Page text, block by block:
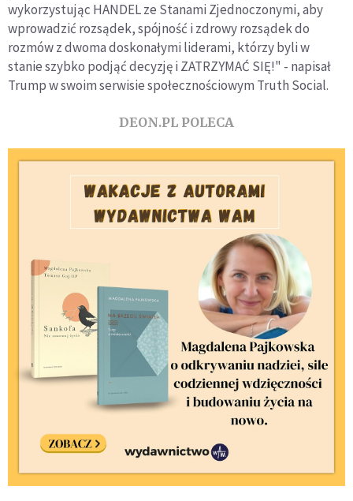
wykorzystując HANDEL ze Stanami Zjednoczonymi, aby
wprowadzić rozsądek, spójność i zdrowy rozsądek do
rozmów z dwoma doskonałymi liderami, którzy byli w
stanie szybko podjąć decyzję i ZATRZYMAĆ SIĘ!" - napisał
Trump w swoim serwisie społecznościowym Truth Social.
DEON.PL POLECA